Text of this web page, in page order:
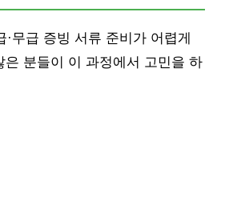
·무급 증빙 서류 준비가 어렵게
은 분들이 이 과정에서 고민을 하